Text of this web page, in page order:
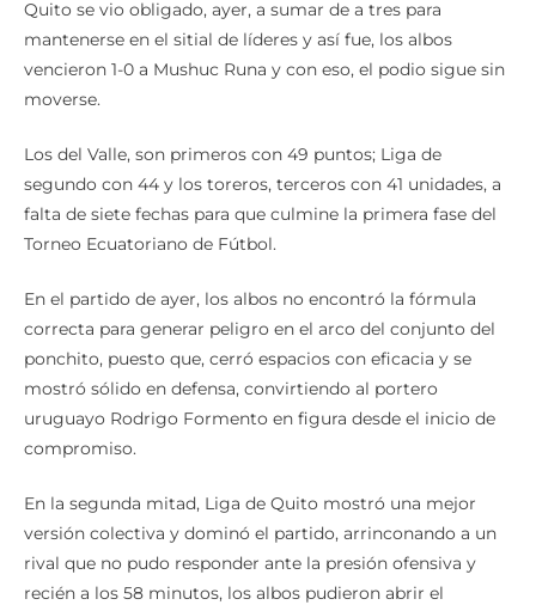
Quito se vio obligado, ayer, a sumar de a tres para
mantenerse en el sitial de líderes y así fue, los albos
vencieron 1-0 a Mushuc Runa y con eso, el podio sigue sin
moverse.
Los del Valle, son primeros con 49 puntos; Liga de
segundo con 44 y los toreros, terceros con 41 unidades, a
falta de siete fechas para que culmine la primera fase del
Torneo Ecuatoriano de Fútbol.
En el partido de ayer, los albos no encontró la fórmula
correcta para generar peligro en el arco del conjunto del
ponchito, puesto que, cerró espacios con eficacia y se
mostró sólido en defensa, convirtiendo al portero
uruguayo Rodrigo Formento en figura desde el inicio de
compromiso.
En la segunda mitad, Liga de Quito mostró una mejor
versión colectiva y dominó el partido, arrinconando a un
rival que no pudo responder ante la presión ofensiva y
recién a los 58 minutos, los albos pudieron abrir el